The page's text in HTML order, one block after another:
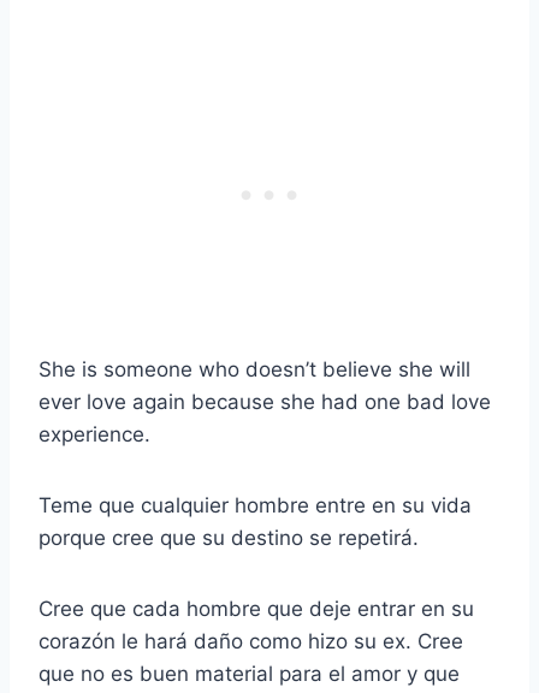
She is someone who doesn’t believe she will
ever love again because she had one bad love
experience.
Teme que cualquier hombre entre en su vida
porque cree que su destino se repetirá.
Cree que cada hombre que deje entrar en su
corazón le hará daño como hizo su ex. Cree
que no es buen material para el amor y que